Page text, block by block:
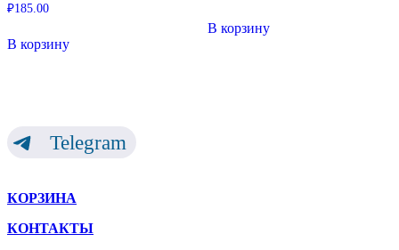
₽185.00
В корзину
В корзину
Telegram
КОРЗИНА
КОНТАКТЫ